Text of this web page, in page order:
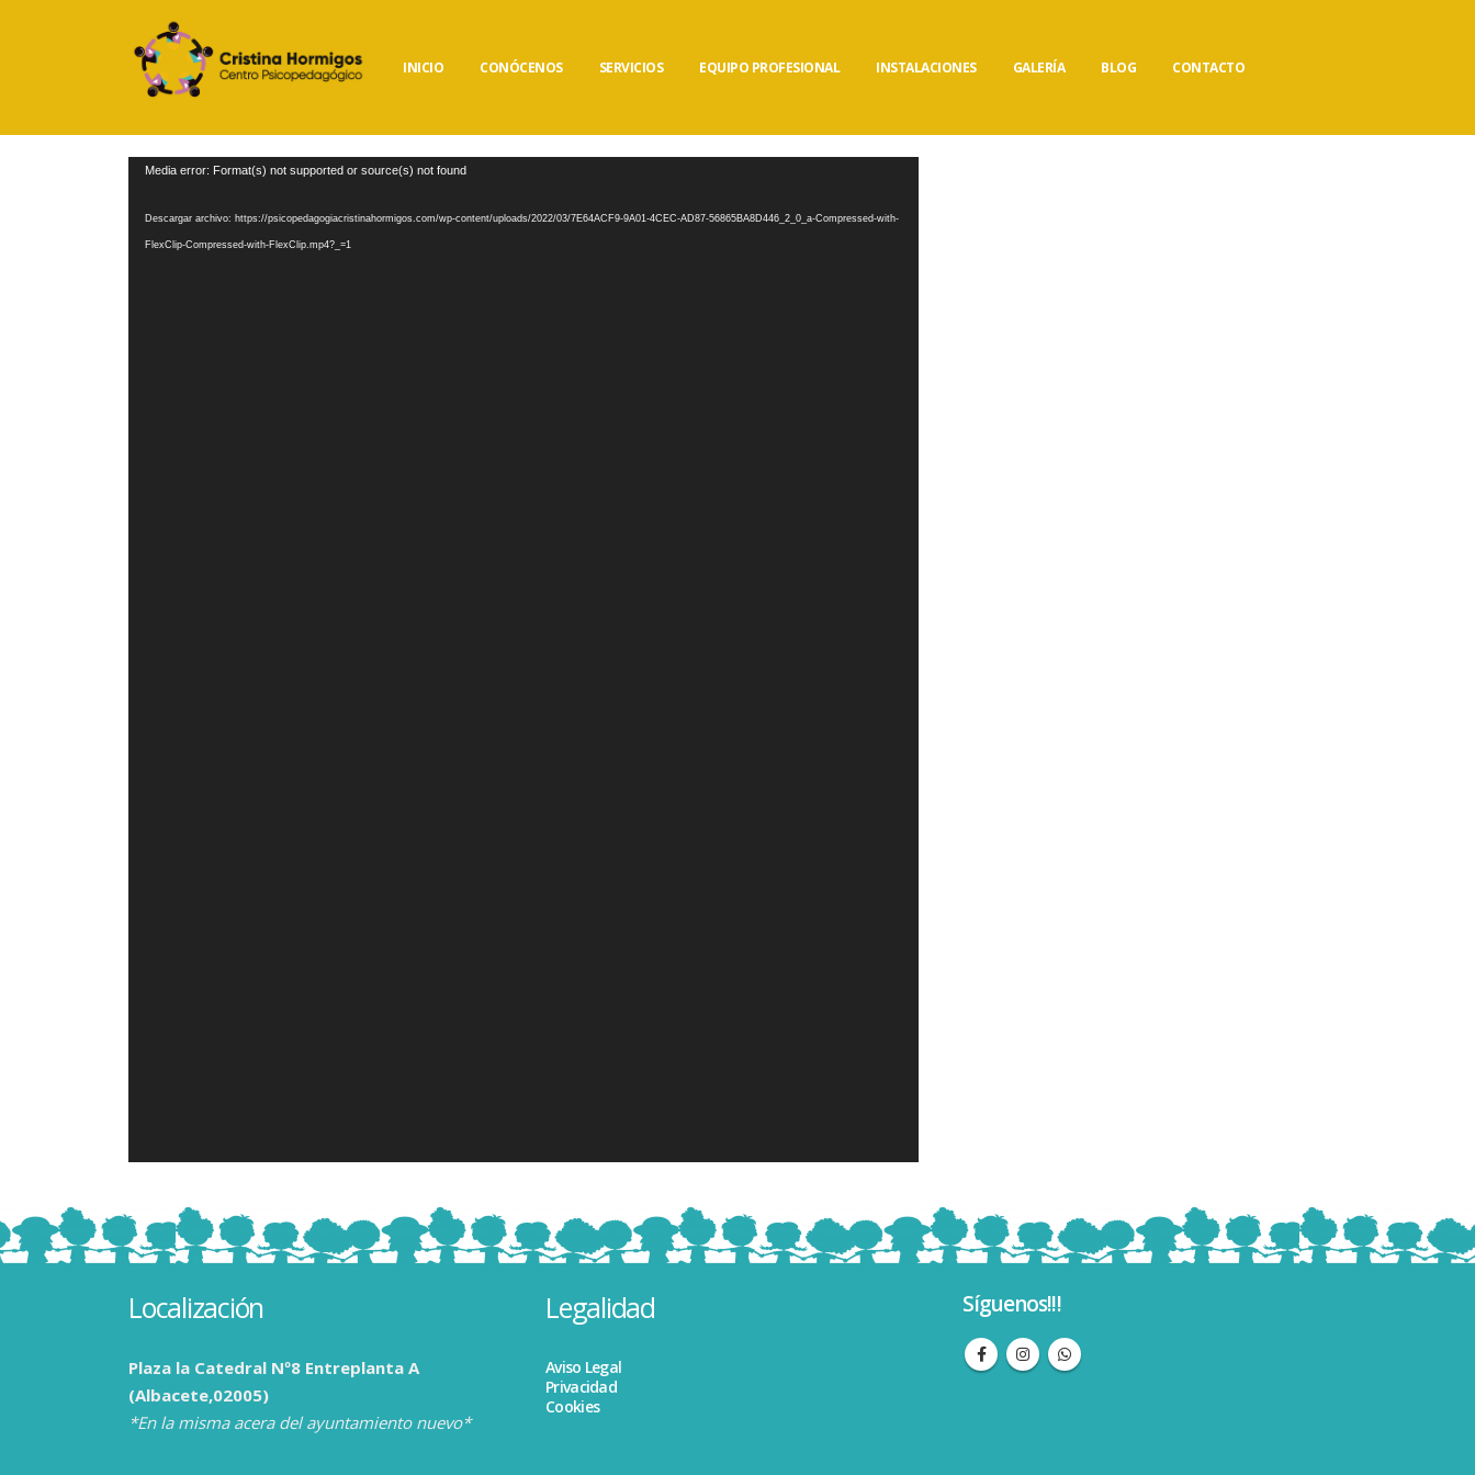
INICIO CONÓCENOS SERVICIOS EQUIPO PROFESIONAL INSTALACIONES GALERÍA BLOG CONTACTO
Reproductor
vídeo
Media error: Format(s) not supported or source(s) not found
Descargar archivo: https://psicopedagogiacristinahormigos.com/wp-content/uploads/2022/03/7E64ACF9-9A01-4CEC-AD87-56865BA8D446_2_0_a-Compressed-with-
FlexClip-Compressed-with-FlexClip.mp4?_=1
Localización
Plaza la Catedral Nº8 Entreplanta A
(Albacete,02005)
*En la misma acera del ayuntamiento nuevo*
Legalidad
Aviso Legal
Privacidad
Cookies
Síguenos!!!